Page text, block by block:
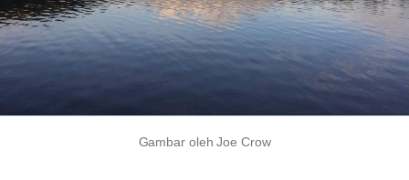
Gambar oleh Joe Crow